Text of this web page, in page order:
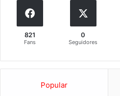
821
Fans
0
Seguidores
Popular